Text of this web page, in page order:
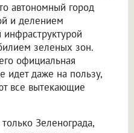
автономный город
и делением
зеленых зон.
официальная
идет даже на пользу,
все вытекающие
Зеленограда,